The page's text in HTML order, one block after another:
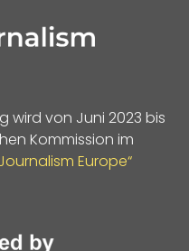
wird von Juni 2023 bis
Kommission im
Europe“